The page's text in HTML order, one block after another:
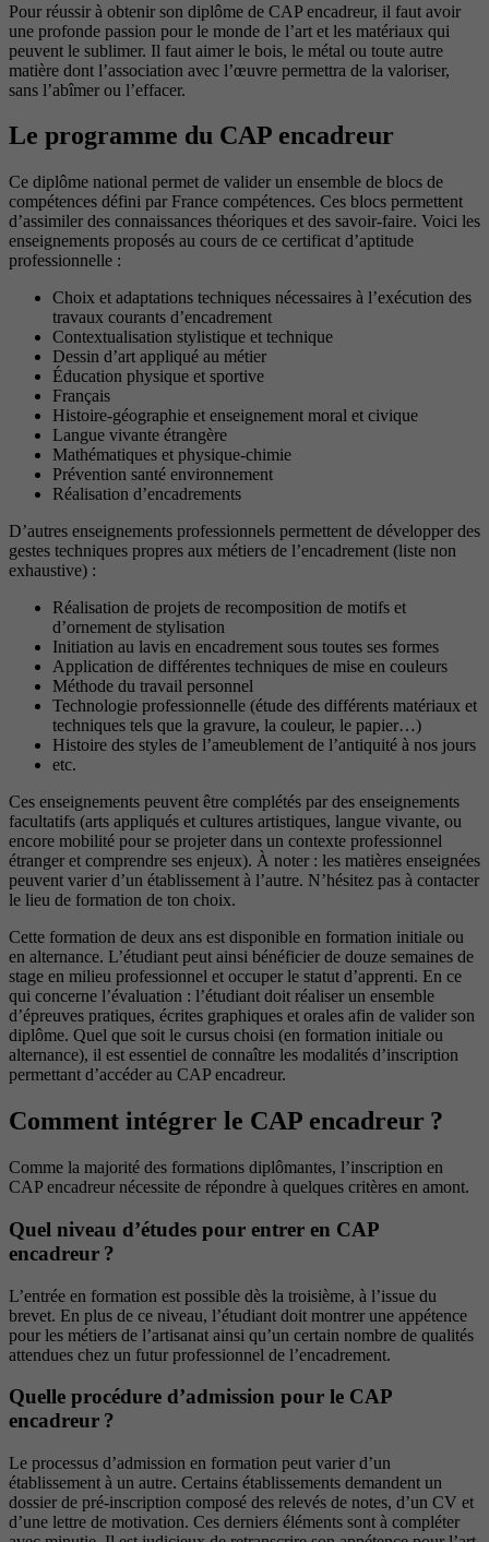
Pour réussir à obtenir son diplôme de CAP encadreur, il faut avoir
une profonde passion pour le monde de l’art et les matériaux qui
peuvent le sublimer. Il faut aimer le bois, le métal ou toute autre
matière dont l’association avec l’œuvre permettra de la valoriser,
sans l’abîmer ou l’effacer.
Le programme du CAP encadreur
Ce diplôme national permet de valider un ensemble de blocs de
compétences défini par France compétences. Ces blocs permettent
d’assimiler des connaissances théoriques et des savoir-faire. Voici les
enseignements proposés au cours de ce certificat d’aptitude
professionnelle :
Choix et adaptations techniques nécessaires à l’exécution des
travaux courants d’encadrement
Contextualisation stylistique et technique
Dessin d’art appliqué au métier
Éducation physique et sportive
Français
Histoire-géographie et enseignement moral et civique
Langue vivante étrangère
Mathématiques et physique-chimie
Prévention santé environnement
Réalisation d’encadrements
D’autres enseignements professionnels permettent de développer des
gestes techniques propres aux métiers de l’encadrement (liste non
exhaustive) :
Réalisation de projets de recomposition de motifs et
d’ornement de stylisation
Initiation au lavis en encadrement sous toutes ses formes
Application de différentes techniques de mise en couleurs
Méthode du travail personnel
Technologie professionnelle (étude des différents matériaux et
techniques tels que la gravure, la couleur, le papier…)
Histoire des styles de l’ameublement de l’antiquité à nos jours
etc.
Ces enseignements peuvent être complétés par des enseignements
facultatifs (arts appliqués et cultures artistiques, langue vivante, ou
encore mobilité pour se projeter dans un contexte professionnel
étranger et comprendre ses enjeux). À noter : les matières enseignées
peuvent varier d’un établissement à l’autre. N’hésitez pas à contacter
le lieu de formation de ton choix.
Cette formation de deux ans est disponible en formation initiale ou
en alternance. L’étudiant peut ainsi bénéficier de douze semaines de
stage en milieu professionnel et occuper le statut d’apprenti. En ce
qui concerne l’évaluation : l’étudiant doit réaliser un ensemble
d’épreuves pratiques, écrites graphiques et orales afin de valider son
diplôme. Quel que soit le cursus choisi (en formation initiale ou
alternance), il est essentiel de connaître les modalités d’inscription
permettant d’accéder au CAP encadreur.
Comment intégrer le CAP encadreur ?
Comme la majorité des formations diplômantes, l’inscription en
CAP encadreur nécessite de répondre à quelques critères en amont.
Quel niveau d’études pour entrer en CAP
encadreur ?
L’entrée en formation est possible dès la troisième, à l’issue du
brevet. En plus de ce niveau, l’étudiant doit montrer une appétence
pour les métiers de l’artisanat ainsi qu’un certain nombre de qualités
attendues chez un futur professionnel de l’encadrement.
Quelle procédure d’admission pour le CAP
encadreur ?
Le processus d’admission en formation peut varier d’un
établissement à un autre. Certains établissements demandent un
dossier de pré-inscription composé des relevés de notes, d’un CV et
d’une lettre de motivation. Ces derniers éléments sont à compléter